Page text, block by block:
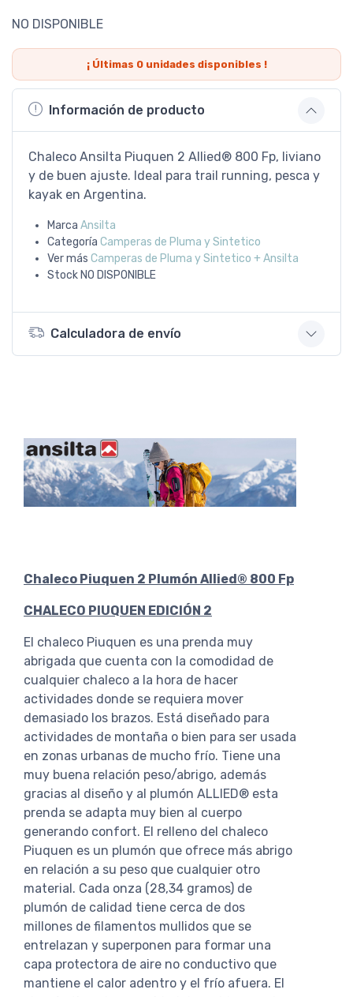
NO DISPONIBLE
¡ Últimas 0unidades disponibles !
Información de producto
Chaleco Ansilta Piuquen 2 Allied® 800 Fp, liviano
y de buen ajuste. Ideal para trail running, pesca y
kayak en Argentina.
Marca Ansilta
Categoría Camperas de Pluma y Sintetico
Ver más Camperas de Pluma y Sintetico + Ansilta
Stock NO DISPONIBLE
Calculadora de envío
Chaleco Piuquen 2 Plumón Allied® 800 Fp
CHALECO PIUQUEN EDICIÓN 2
El chaleco Piuquen es una prenda muy
abrigada que cuenta con la comodidad de
cualquier chaleco a la hora de hacer
actividades donde se requiera mover
demasiado los brazos. Está diseñado para
actividades de montaña o bien para ser usada
en zonas urbanas de mucho frío. Tiene una
muy buena relación peso/abrigo, además
gracias al diseño y al plumón ALLIED® esta
prenda se adapta muy bien al cuerpo
generando confort. El relleno del chaleco
Piuquen es un plumón que ofrece más abrigo
en relación a su peso que cualquier otro
material. Cada onza (28,34 gramos) de
plumón de calidad tiene cerca de dos
millones de filamentos mullidos que se
entrelazan y superponen para formar una
capa protectora de aire no conductivo que
mantiene el calor adentro y el frío afuera. El